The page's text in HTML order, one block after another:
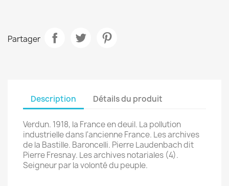
Partager
Description Détails du produit
Verdun. 1918, la France en deuil. La pollution
industrielle dans l'ancienne France. Les archives
de la Bastille. Baroncelli. Pierre Laudenbach dit
Pierre Fresnay. Les archives notariales (4).
Seigneur par la volonté du peuple.